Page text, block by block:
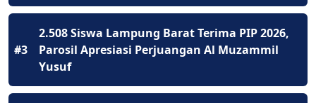
#3
2.508 Siswa Lampung Barat Terima PIP 2026,
Parosil Apresiasi Perjuangan Al Muzammil
Yusuf